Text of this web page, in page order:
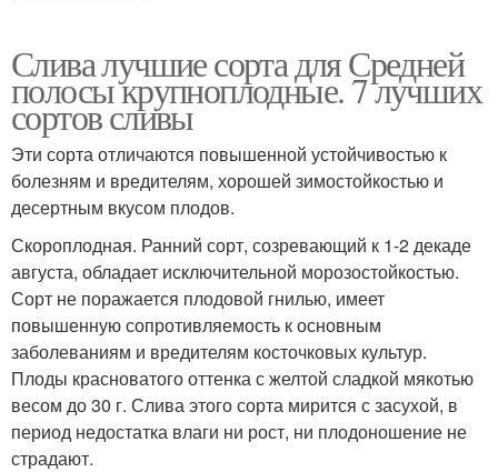
Слива лучшие сорта для Средней
полосы крупноплодные. 7 лучших
сортов сливы
Эти сорта отличаются повышенной устойчивостью к
болезням и вредителям, хорошей зимостойкостью и
десертным вкусом плодов.
Скороплодная. Ранний сорт, созревающий к 1-2 декаде
августа, обладает исключительной морозостойкостью.
Сорт не поражается плодовой гнилью, имеет
повышенную сопротивляемость к основным
заболеваниям и вредителям косточковых культур.
Плоды красноватого оттенка с желтой сладкой мякотью
весом до 30 г. Слива этого сорта мирится с засухой, в
период недостатка влаги ни рост, ни плодоношение не
страдают.